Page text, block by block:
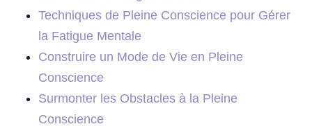
Techniques de Pleine Conscience pour Gérer
la Fatigue Mentale
Construire un Mode de Vie en Pleine
Conscience
Surmonter les Obstacles à la Pleine
Conscience